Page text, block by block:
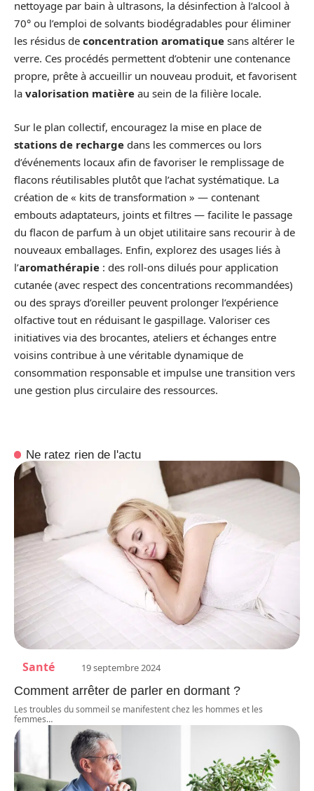
nettoyage par bain à ultrasons, la désinfection à l’alcool à
70° ou l’emploi de solvants biodégradables pour éliminer
les résidus de concentration aromatique sans altérer le
verre. Ces procédés permettent d’obtenir une contenance
propre, prête à accueillir un nouveau produit, et favorisent
la valorisation matière au sein de la filière locale.
Sur le plan collectif, encouragez la mise en place de
stations de recharge dans les commerces ou lors
d’événements locaux afin de favoriser le remplissage de
flacons réutilisables plutôt que l’achat systématique. La
création de « kits de transformation » — contenant
embouts adaptateurs, joints et filtres — facilite le passage
du flacon de parfum à un objet utilitaire sans recourir à de
nouveaux emballages. Enfin, explorez des usages liés à
l’aromathérapie : des roll-ons dilués pour application
cutanée (avec respect des concentrations recommandées)
ou des sprays d’oreiller peuvent prolonger l’expérience
olfactive tout en réduisant le gaspillage. Valoriser ces
initiatives via des brocantes, ateliers et échanges entre
voisins contribue à une véritable dynamique de
consommation responsable et impulse une transition vers
une gestion plus circulaire des ressources.
Ne ratez rien de l'actu
Santé 19 septembre 2024
Comment arrêter de parler en dormant ?
Les troubles du sommeil se manifestent chez les hommes et les
femmes…